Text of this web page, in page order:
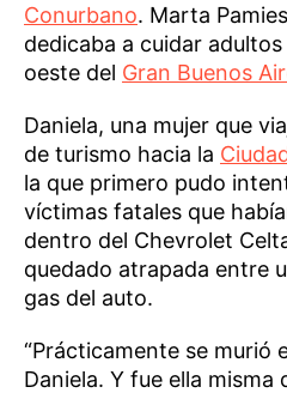
Conurbano. Marta
dedicaba a cuidar
oeste del Gran Buenos
Daniela, una mujer que
de turismo hacia la
la que primero pudo
víctimas fatales que
dentro del Chevrolet
quedado atrapada entre
gas del auto.
“Prácticamente se murió
Daniela. Y fue ella misma